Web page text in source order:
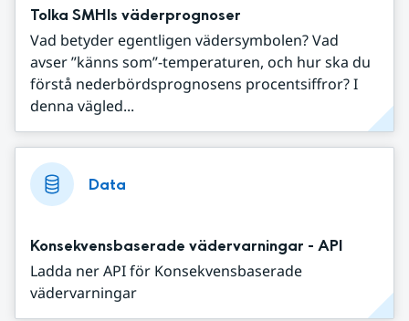
Tolka SMHIs väderprognoser
Vad betyder egentligen vädersymbolen? Vad
avser ”känns som”-temperaturen, och hur ska du
förstå nederbördsprognosens procentsiffror? I
denna vägled...
Data
Konsekvensbaserade vädervarningar - API
Ladda ner API för Konsekvensbaserade
vädervarningar